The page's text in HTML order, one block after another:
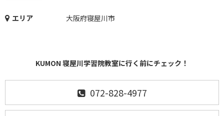
エリア 大阪府寝屋川市
KUMON 寝屋川学習院教室に行く前にチェック！
072-828-4977